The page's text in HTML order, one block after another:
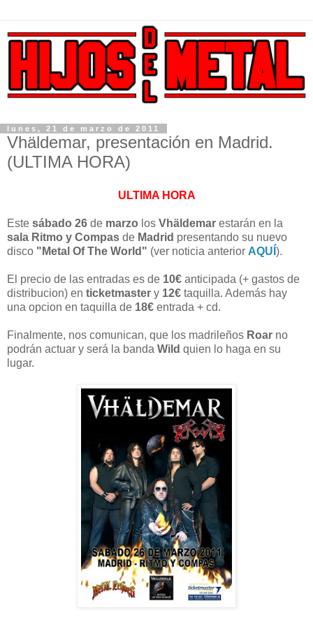
lunes, 21 de marzo de 2011
Vhäldemar, presentación en Madrid.
(ULTIMA HORA)
ULTIMA HORA
Este sábado 26 de marzo los Vhäldemar estarán en la
sala Ritmo y Compas de Madrid presentando su nuevo
disco "Metal Of The World" (ver noticia anterior AQUÍ ).
El precio de las entradas es de 10€ anticipada (+ gastos de
distribucion) en ticketmaster y 12€ taquilla. Además hay
una opcion en taquilla de 18€ entrada + cd.
Finalmente, nos comunican, que los madrileños Roar no
podrán actuar y será la banda Wild quien lo haga en su
lugar.